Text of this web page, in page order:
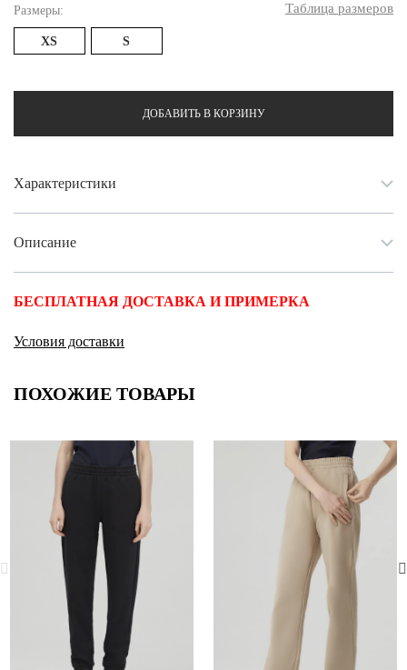
Размеры: Таблица размеров
XS S
ДОБАВИТЬ В КОРЗИНУ
Характеристики
Описание
БЕСПЛАТНАЯ ДОСТАВКА И ПРИМЕРКА
Условия доставки
ПОХОЖИЕ ТОВАРЫ